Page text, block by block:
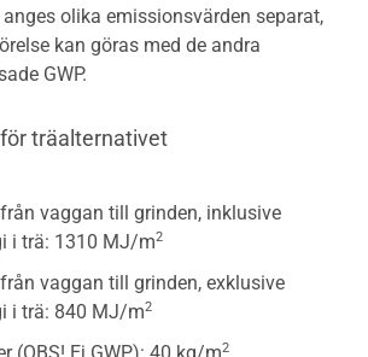
olika emissionsvärden separat,
kan göras med de andra
GWP.
träalternativet
vaggan till grinden, inklusive
i trä: 1310 MJ/m2
vaggan till grinden, exklusive
i trä: 840 MJ/m2
2